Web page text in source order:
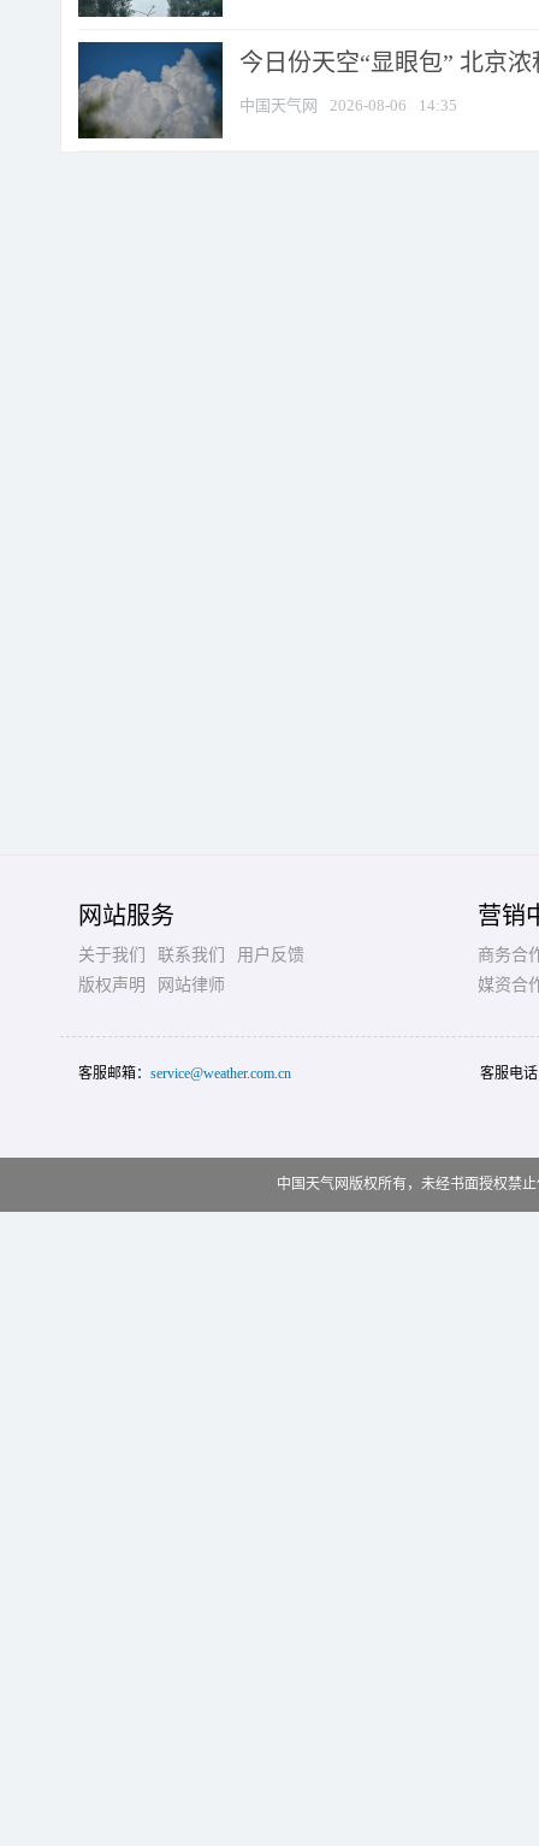
今日份天空“显眼包” 北京
中国天气网 2026-08-06 14:35
网站服务
关于我们 联系我们
用户反馈
版权声明
网站律师
营销
商务合
媒资合
客服邮箱： service@weather.com.cn 客服电
中国天气网版权所有，未经书面授权